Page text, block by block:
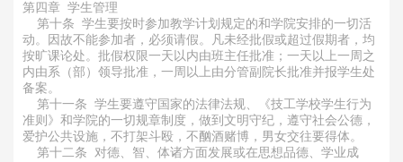
第四章 学生管理
第十条 学生要按时参加教学计划规定的和学院安排的一切活
动。因故不能参加者，必须请假。凡未经批假或超过假期者，均
按旷课论处。批假权限一天以内由班主任批准；一天以上一周之
内由系（部）领导批准，一周以上由分管副院长批准并报学生处
备案。
第十一条 学生要遵守国家的法律法规、《技工学校学生行为
准则》和学院的一切规章制度，做到文明守纪，遵守社会公德，
爱护公共设施，不打架斗殴，不酗酒赌博，男女交往要得体。
第十二条 对德、智、体诸方面发展或在思想品德、学业成